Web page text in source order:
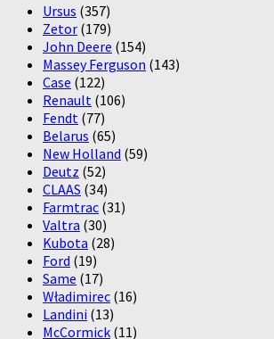
Ursus (357)
Zetor (179)
John Deere (154)
Massey Ferguson (143)
Case (122)
Renault (106)
Fendt (77)
Belarus (65)
New Holland (59)
Deutz (52)
CLAAS (34)
Farmtrac (31)
Valtra (30)
Kubota (28)
Ford (19)
Same (17)
Władimirec (16)
Landini (13)
McCormick (11)